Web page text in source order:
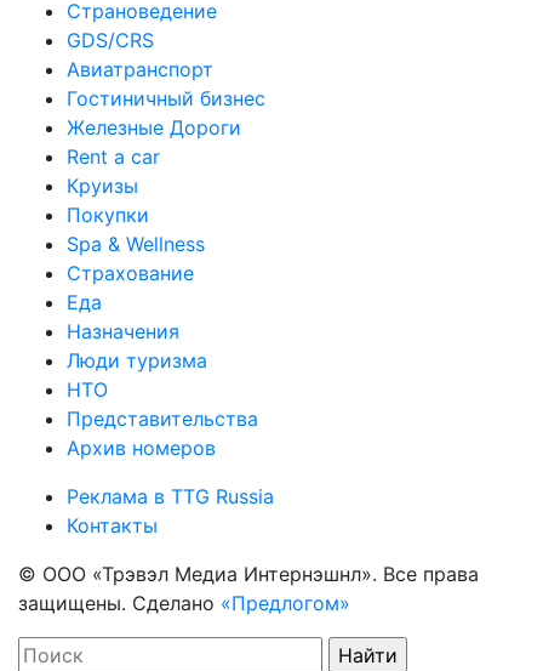
Страноведение
GDS/CRS
Авиатранспорт
Гостиничный бизнес
Железные Дороги
Rent a car
Круизы
Покупки
Spa & Wellness
Страхование
Еда
Назначения
Люди туризма
НТО
Представительства
Архив номеров
Реклама в TTG Russia
Контакты
© ООО «Трэвэл Медиа Интернэшнл». Все права
защищены. Сделано «Предлогом»